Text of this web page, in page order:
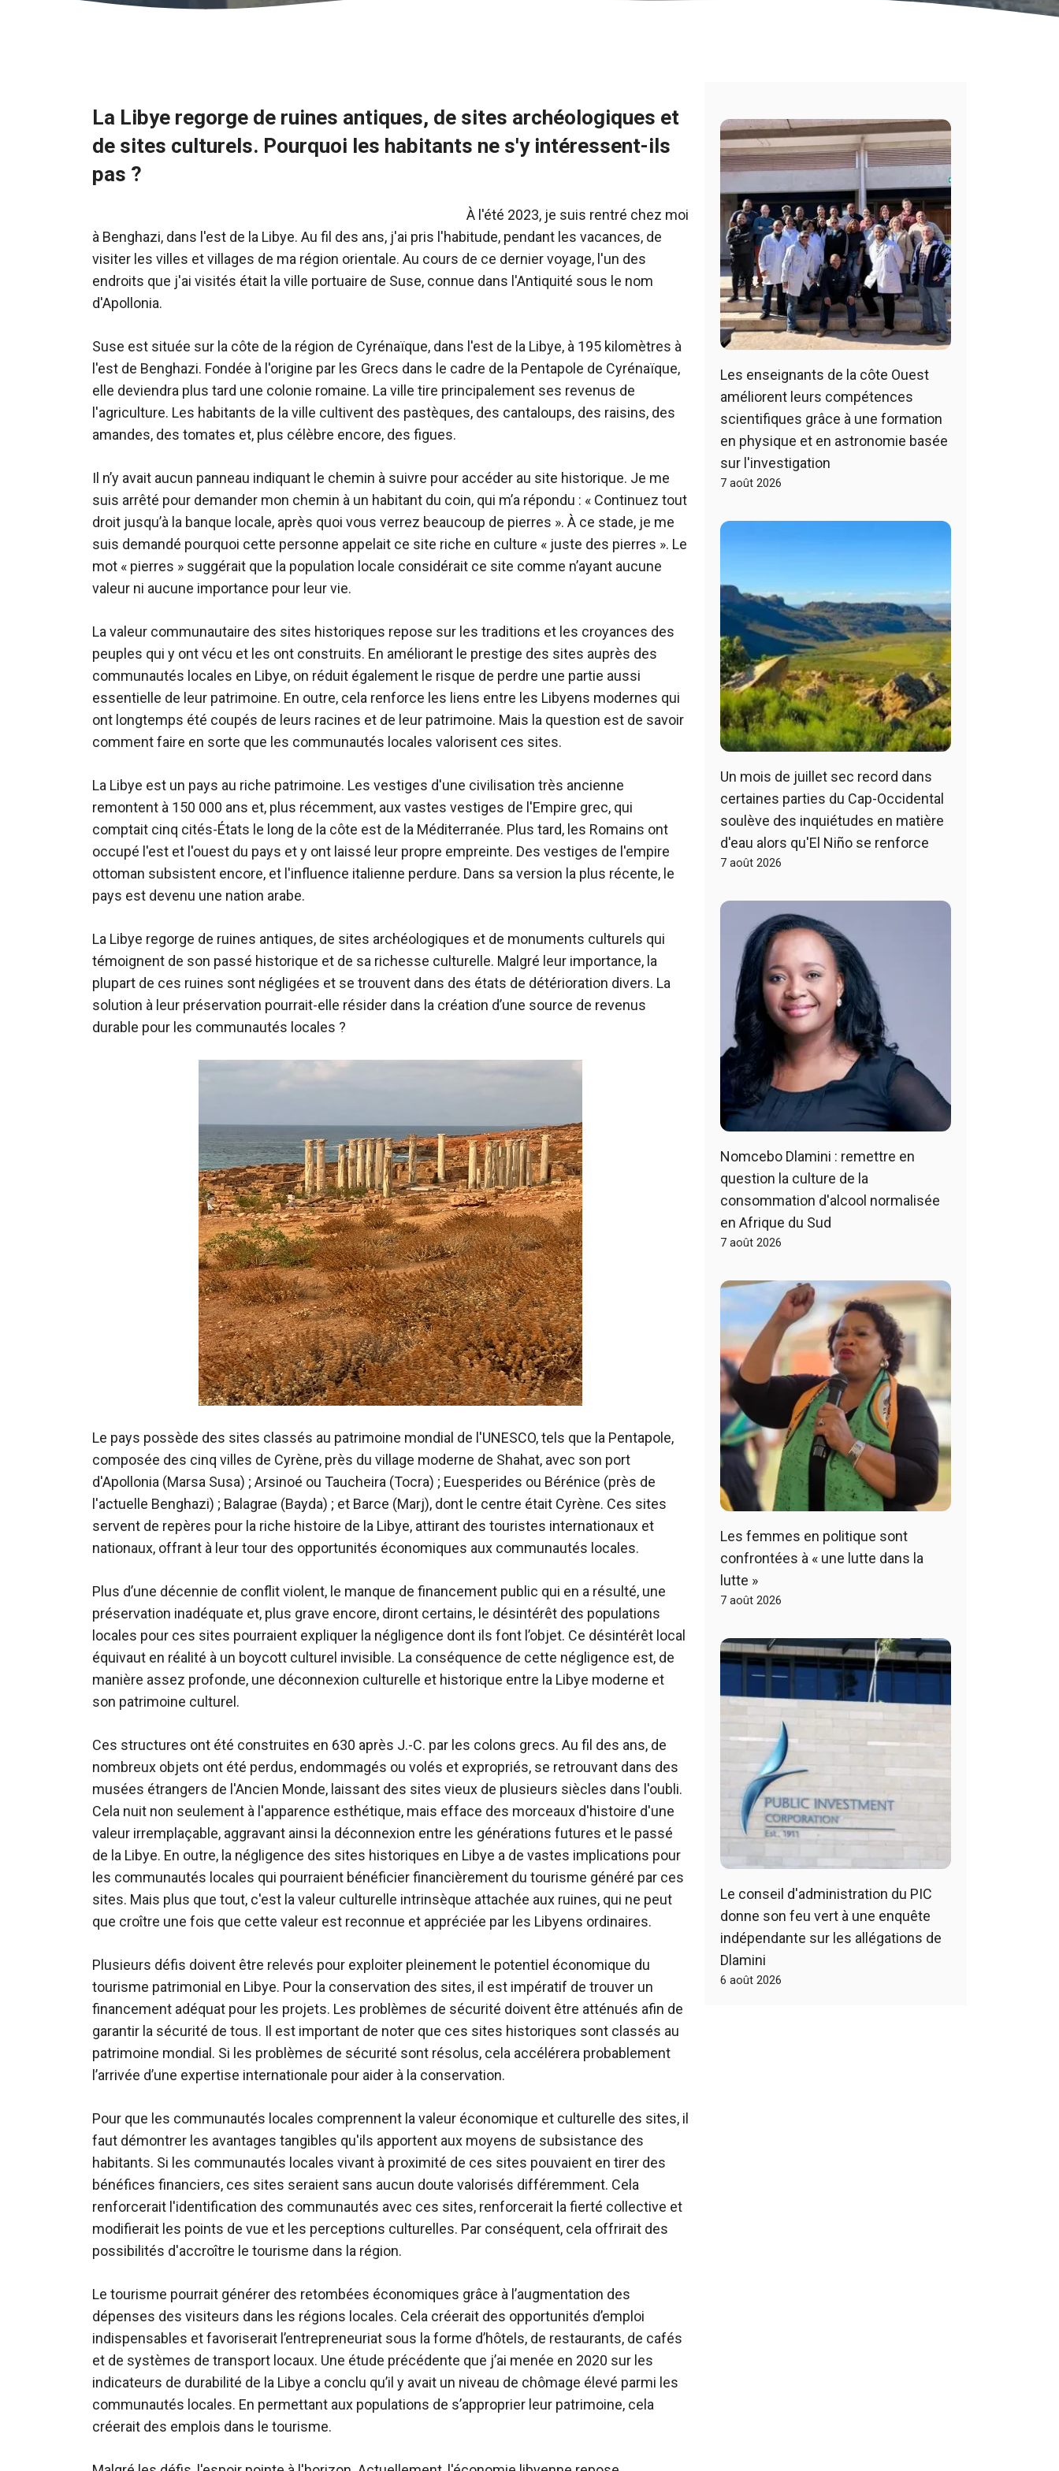
La Libye regorge de ruines antiques, de sites archéologiques et
de sites culturels. Pourquoi les habitants ne s'y intéressent-ils
pas ?
À l'été 2023, je suis rentré chez moi
à Benghazi, dans l'est de la Libye. Au fil des ans, j'ai pris l'habitude, pendant les vacances, de
visiter les villes et villages de ma région orientale. Au cours de ce dernier voyage, l'un des
endroits que j'ai visités était la ville portuaire de Suse, connue dans l'Antiquité sous le nom
d'Apollonia.
Suse est située sur la côte de la région de Cyrénaïque, dans l'est de la Libye, à 195 kilomètres à
l'est de Benghazi. Fondée à l'origine par les Grecs dans le cadre de la Pentapole de Cyrénaïque,
elle deviendra plus tard une colonie romaine. La ville tire principalement ses revenus de
l'agriculture. Les habitants de la ville cultivent des pastèques, des cantaloups, des raisins, des
amandes, des tomates et, plus célèbre encore, des figues.
Il n’y avait aucun panneau indiquant le chemin à suivre pour accéder au site historique. Je me
suis arrêté pour demander mon chemin à un habitant du coin, qui m’a répondu : « Continuez tout
droit jusqu’à la banque locale, après quoi vous verrez beaucoup de pierres ». À ce stade, je me
suis demandé pourquoi cette personne appelait ce site riche en culture « juste des pierres ». Le
mot « pierres » suggérait que la population locale considérait ce site comme n’ayant aucune
valeur ni aucune importance pour leur vie.
La valeur communautaire des sites historiques repose sur les traditions et les croyances des
peuples qui y ont vécu et les ont construits. En améliorant le prestige des sites auprès des
communautés locales en Libye, on réduit également le risque de perdre une partie aussi
essentielle de leur patrimoine. En outre, cela renforce les liens entre les Libyens modernes qui
ont longtemps été coupés de leurs racines et de leur patrimoine. Mais la question est de savoir
comment faire en sorte que les communautés locales valorisent ces sites.
La Libye est un pays au riche patrimoine. Les vestiges d'une civilisation très ancienne
remontent à 150 000 ans et, plus récemment, aux vastes vestiges de l'Empire grec, qui
comptait cinq cités-États le long de la côte est de la Méditerranée. Plus tard, les Romains ont
occupé l'est et l'ouest du pays et y ont laissé leur propre empreinte. Des vestiges de l'empire
ottoman subsistent encore, et l'influence italienne perdure. Dans sa version la plus récente, le
pays est devenu une nation arabe.
La Libye regorge de ruines antiques, de sites archéologiques et de monuments culturels qui
témoignent de son passé historique et de sa richesse culturelle. Malgré leur importance, la
plupart de ces ruines sont négligées et se trouvent dans des états de détérioration divers. La
solution à leur préservation pourrait-elle résider dans la création d’une source de revenus
durable pour les communautés locales ?
Le pays possède des sites classés au patrimoine mondial de l'UNESCO, tels que la Pentapole,
composée des cinq villes de Cyrène, près du village moderne de Shahat, avec son port
d'Apollonia (Marsa Susa) ; Arsinoé ou Taucheira (Tocra) ; Euesperides ou Bérénice (près de
l'actuelle Benghazi) ; Balagrae (Bayda) ; et Barce (Marj), dont le centre était Cyrène. Ces sites
servent de repères pour la riche histoire de la Libye, attirant des touristes internationaux et
nationaux, offrant à leur tour des opportunités économiques aux communautés locales.
Plus d’une décennie de conflit violent, le manque de financement public qui en a résulté, une
préservation inadéquate et, plus grave encore, diront certains, le désintérêt des populations
locales pour ces sites pourraient expliquer la négligence dont ils font l’objet. Ce désintérêt local
équivaut en réalité à un boycott culturel invisible. La conséquence de cette négligence est, de
manière assez profonde, une déconnexion culturelle et historique entre la Libye moderne et
son patrimoine culturel.
Ces structures ont été construites en 630 après J.-C. par les colons grecs. Au fil des ans, de
nombreux objets ont été perdus, endommagés ou volés et expropriés, se retrouvant dans des
musées étrangers de l'Ancien Monde, laissant des sites vieux de plusieurs siècles dans l'oubli.
Cela nuit non seulement à l'apparence esthétique, mais efface des morceaux d'histoire d'une
valeur irremplaçable, aggravant ainsi la déconnexion entre les générations futures et le passé
de la Libye. En outre, la négligence des sites historiques en Libye a de vastes implications pour
les communautés locales qui pourraient bénéficier financièrement du tourisme généré par ces
sites. Mais plus que tout, c'est la valeur culturelle intrinsèque attachée aux ruines, qui ne peut
que croître une fois que cette valeur est reconnue et appréciée par les Libyens ordinaires.
Plusieurs défis doivent être relevés pour exploiter pleinement le potentiel économique du
tourisme patrimonial en Libye. Pour la conservation des sites, il est impératif de trouver un
financement adéquat pour les projets. Les problèmes de sécurité doivent être atténués afin de
garantir la sécurité de tous. Il est important de noter que ces sites historiques sont classés au
patrimoine mondial. Si les problèmes de sécurité sont résolus, cela accélérera probablement
l’arrivée d’une expertise internationale pour aider à la conservation.
Pour que les communautés locales comprennent la valeur économique et culturelle des sites, il
faut démontrer les avantages tangibles qu'ils apportent aux moyens de subsistance des
habitants. Si les communautés locales vivant à proximité de ces sites pouvaient en tirer des
bénéfices financiers, ces sites seraient sans aucun doute valorisés différemment. Cela
renforcerait l'identification des communautés avec ces sites, renforcerait la fierté collective et
modifierait les points de vue et les perceptions culturelles. Par conséquent, cela offrirait des
possibilités d'accroître le tourisme dans la région.
Le tourisme pourrait générer des retombées économiques grâce à l’augmentation des
dépenses des visiteurs dans les régions locales. Cela créerait des opportunités d’emploi
indispensables et favoriserait l’entrepreneuriat sous la forme d’hôtels, de restaurants, de cafés
et de systèmes de transport locaux. Une étude précédente que j’ai menée en 2020 sur les
indicateurs de durabilité de la Libye a conclu qu’il y avait un niveau de chômage élevé parmi les
communautés locales. En permettant aux populations de s’approprier leur patrimoine, cela
créerait des emplois dans le tourisme.
Les enseignants de la côte Ouest
améliorent leurs compétences
scientifiques grâce à une formation
en physique et en astronomie basée
sur l'investigation
7 août 2026
Un mois de juillet sec record dans
certaines parties du Cap-Occidental
soulève des inquiétudes en matière
d'eau alors qu'El Niño se renforce
7 août 2026
Nomcebo Dlamini : remettre en
question la culture de la
consommation d'alcool normalisée
en Afrique du Sud
7 août 2026
Les femmes en politique sont
confrontées à « une lutte dans la
lutte »
7 août 2026
Le conseil d'administration du PIC
donne son feu vert à une enquête
indépendante sur les allégations de
Dlamini
6 août 2026